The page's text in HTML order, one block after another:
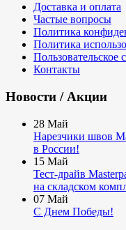
Доставка и оплата
Частые вопросы
Политика
Политика
Пользовательское
Контакты
Новости / Акции
28 Май
Нарезчики швов
в России!
15 Май
Тест-драйв
на складском
07 Май
С Днем Победы!